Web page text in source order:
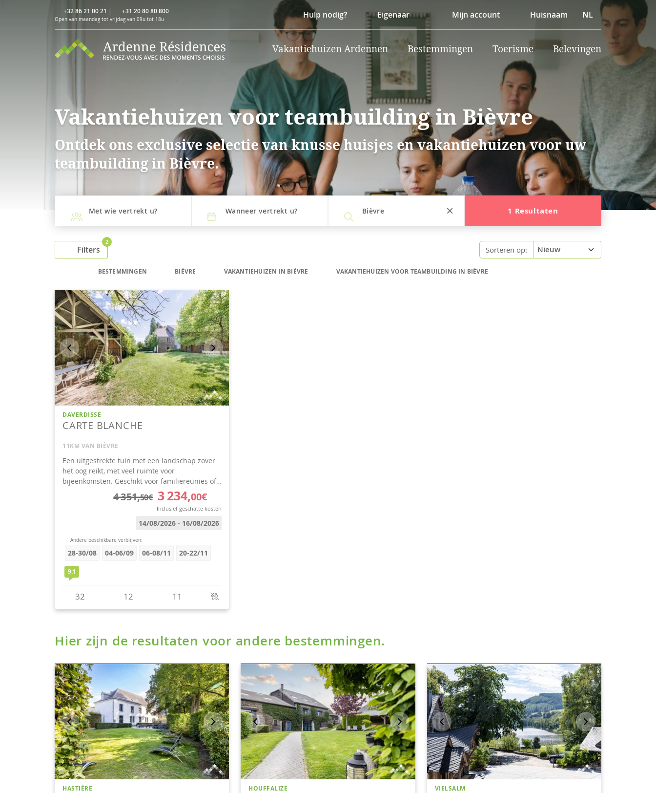
+32 86 21 00 21 | +31 20 80 80 800
Open van maandag tot vrijdag van 09u tot 18u Hulp nodig? Eigenaar Mijn account Huisnaam NL
Vakantiehuizen Ardennen Bestemmingen Toerisme Belevingen
Vakantiehuizen voor teambuilding in Bièvre
Ontdek ons exclusive selectie van knusse huisjes en vakantiehuizen voor uw
teambuilding in Bièvre.
Met wie vertrekt u? Wanneer vertrekt u? Bièvre 1 Resultaten
Filters
2
Sorteren op:
BESTEMMINGEN BIÈVRE VAKANTIEHUIZEN IN BIÈVRE VAKANTIEHUIZEN VOOR TEAMBUILDING IN BIÈVRE
Hier zijn de resultaten voor andere bestemmingen.